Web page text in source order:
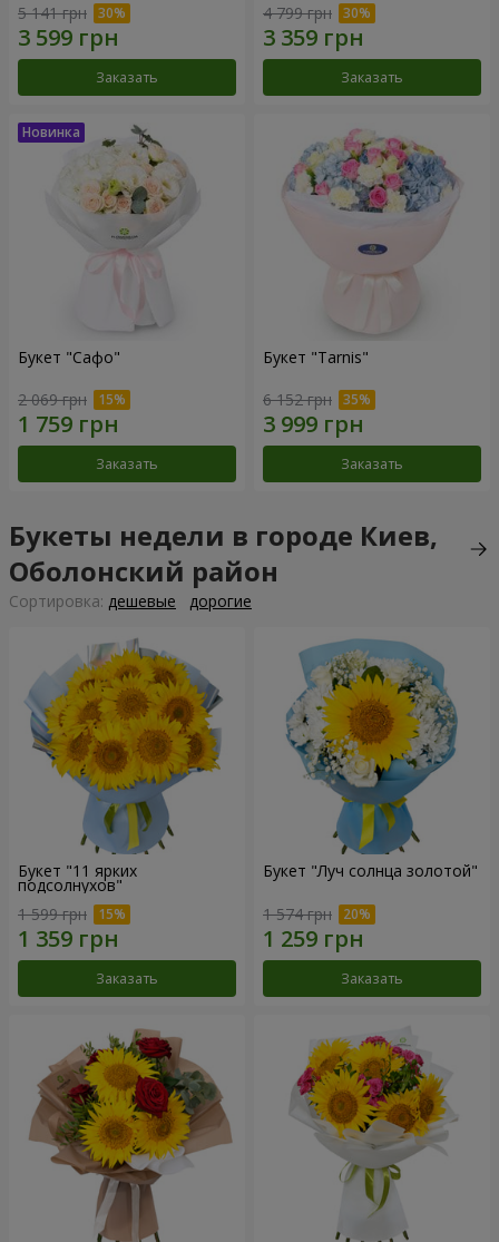
5 141 грн
Заказать
4 799 грн
Заказать
Букет "Сафо"
2 069 грн
Заказать
Букет "Tarnis"
6 152 грн
Заказать
Букеты недели в городе Киев,
Оболонский район
Cортировка: дешевые дорогие
Букет "11 ярких
подсолнухов"
1 599 грн
Заказать
Букет "Луч солнца золотой"
1 574 грн
Заказать